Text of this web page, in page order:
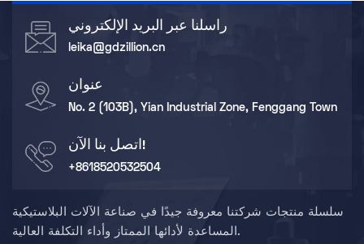
راسلنا عبر البريد الإلكتروني
leika@gdzillion.cn
عنوان
No. 2 (103B), Yian Industrial Zone, Fenggang Town
اتصل بنا الآن!
+8618520532504
سلسلة منتجات شركتنا معروفة جيدًا في صناعة الآلات البلاستيكية
المساعدة لأدائها الممتاز وأداء التكلفة العالية.